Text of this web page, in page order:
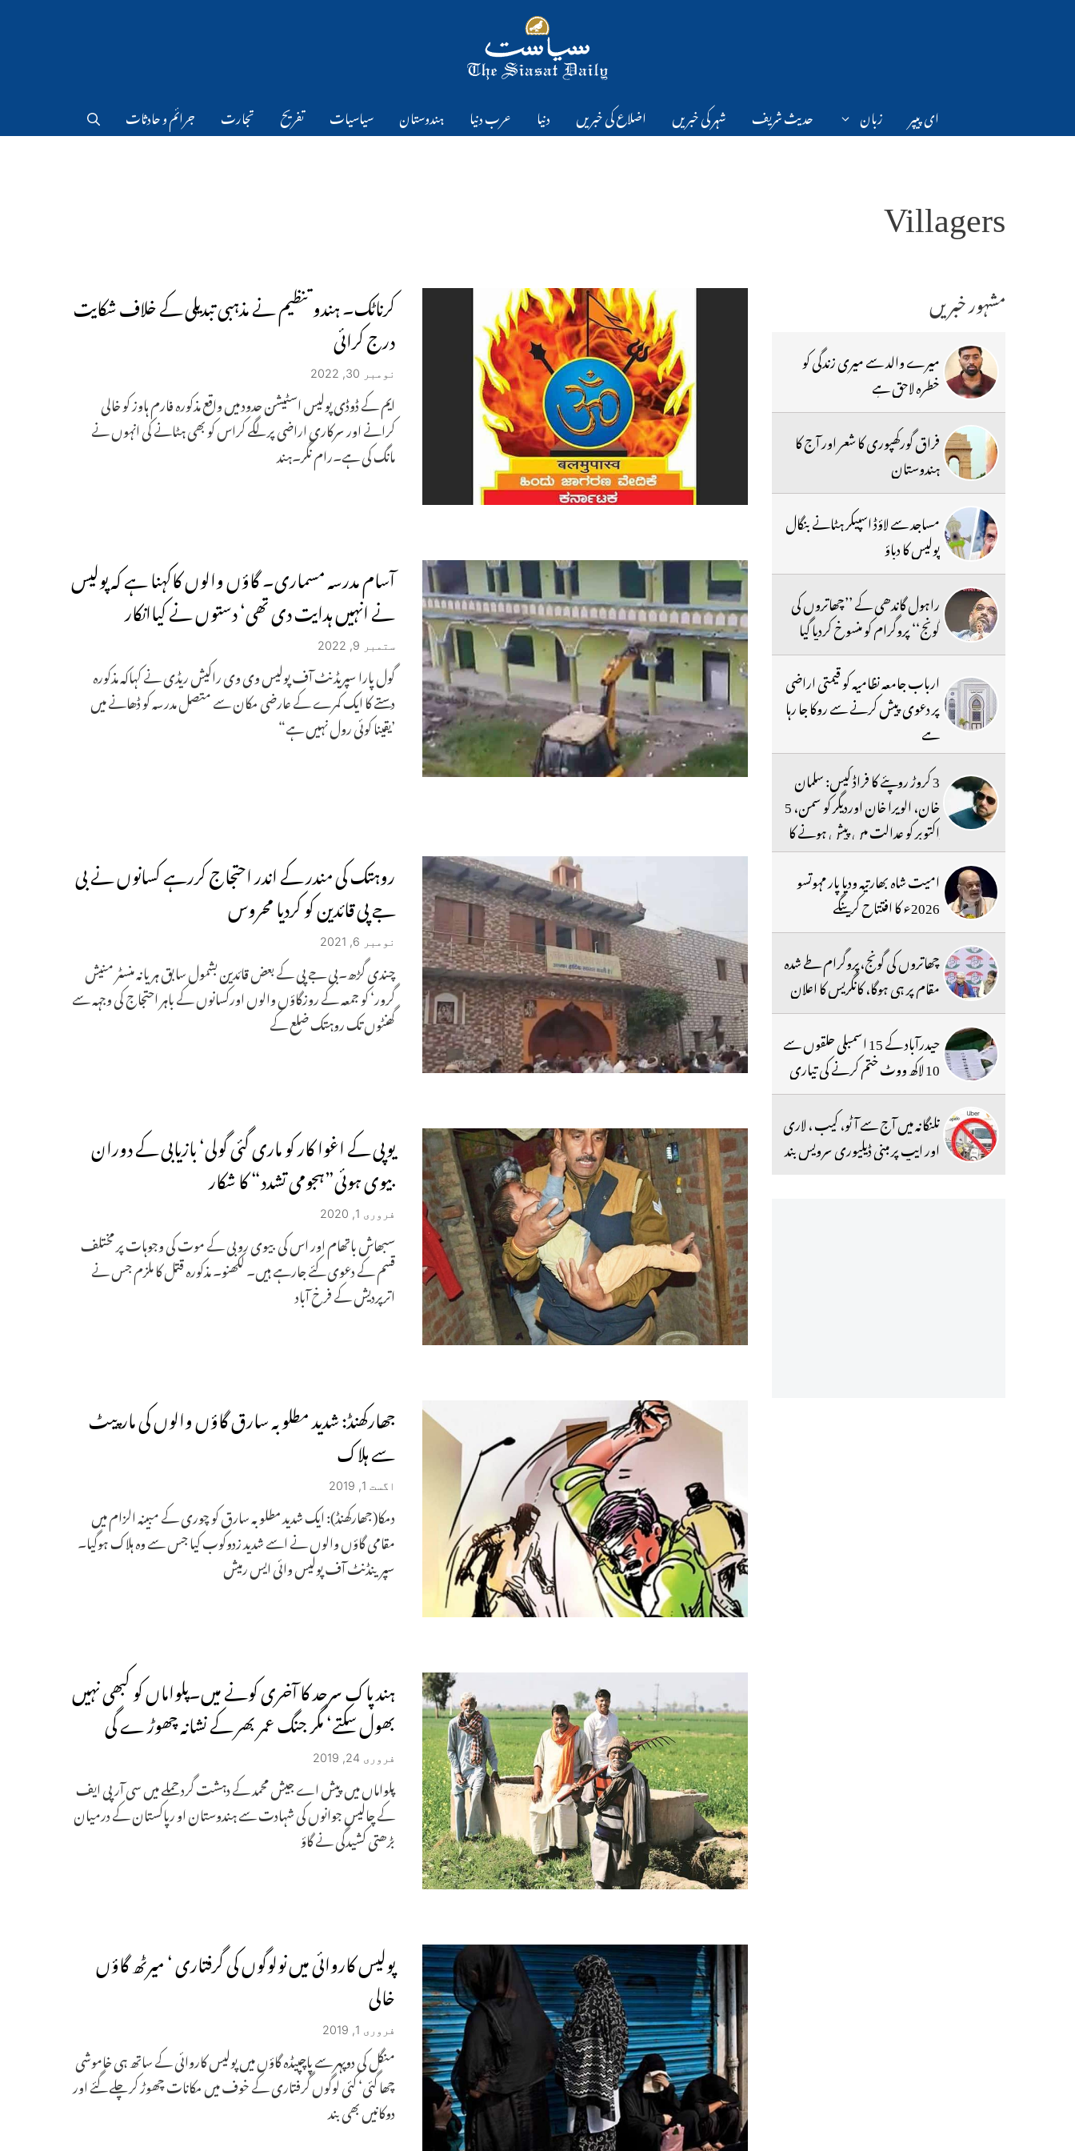
ای پیپر زبان حدیث شریف شہر کی خبریں اضلاع کی خبریں دنیا عرب دنیا ہندوستان سیاسیات تفریح تجارت جرائم و حادثات
Villagers
کرناٹک۔ ہندو تنظیم نے مذہبی تبدیلی کے خلاف شکایت
درج کرائی
نومبر 30, 2022
ایم کے ڈوڈی پولیس اسٹیشن حدود میں واقع مذکورہ فارم ہاوز کو خالی
کرانے اور سرکاری اراضی پر لگے کراس کو بھی ہٹانے کی انہوں نے
مانگ کی ہے۔رام نگر۔ہند
آسام مدرسہ مسماری۔ گاؤں والوں کاکہنا ہے کہ پولیس
نے انہیں ہدایت دی تھی‘ دستوں نے کیاانکار
ستمبر 9, 2022
گول پارا سپریڈنٹ آف پولیس وی وی راکیش ریڈی نے کہاکہ مذکورہ
دستے کا ایک کمرے کے عارضی مکان سے متصل مدرسہ کو ڈھانے میں
’یقینا کوئی رول نہیں ہے“
روہتک کی مندر کے اندر احتجاج کررہے کسانوں نے بی
جے پی قائدین کو کردیا محروس
نومبر 6, 2021
چندی گڑھ۔بی جے پی کے بعض قائدین بشمول سابق ہریانہ منسٹر منیش
گرور‘ کو جمعہ کے روزگاؤں والوں اورکسانوں کے باہر احتجاج کی وجہہ سے
گھنٹوں تک روہتک ضلع کے
یوپی کے اغوا کار کو ماری گئی گولی‘ بازیابی کے دوران
بیوی ہوئی”ہجومی تشدد“ کا شکار
فروری 1, 2020
سبھاش باتھام اور اس کی بیوی روبی کے موت کی وجوہات پر مختلف
قسم کے دعوی کئے جارہے ہیں۔ لکھنو۔ مذکورہ قتل کا ملزم جس نے
اترپردیش کے فرخ آباد
جھارکھنڈ: شدید مطلوبہ سارق گاؤں والوں کی مارپیٹ
سے ہلاک
اگست 1, 2019
دمکا(جھارکھنڈ): ایک شدید مطلوبہ سارق کو چوری کے مبینہ الزام میں
مقامی گاؤں والوں نے اسے شدید زدوکوب کیا جس سے وہ ہلاک ہوگیا۔
سپرینڈنٹ آف پولیس وائی ایس رمیش
ہند پاک سرحد کا آخری کونے میں۔پلواماں کو کبھی نہیں
بھول سکتے‘ مگر جنگ عمر بھر کے نشانہ چھوڑ ے گی
فروری 24, 2019
پلواماں میں پیش اے جیش محمد کے دہشت گرد حملے میں سی آر پی ایف
کے چالیس جوانوں کی شہادت سے ہندوستان او رپاکستان کے درمیان
بڑھتی کشیدگی نے گاؤ
پولیس کاروائی میں نولوگوں کی گرفتاری ‘ میرٹھ گاؤں
خالی
فروری 1, 2019
منگل کی دوپہر سے پاچپیڈہ گاؤں میں پولیس کاروائی کے ساتھ ہی خاموشی
چھا گئی‘ کئی لوگوں گرفتاری کے خوف میں مکانات چھوڑ کر چلے گئے اور
دوکانیں بھی بند
مشہور خبریں
میرے والد سے میری زندگی کو
خطرہ لاحق ہے
فراق گورکھپوری کا شعر اور آج کا
ہندوستان
مساجد سے لاؤڈ اسپیکر ہٹانے بنگال
پولیس کا دباؤ
راہول گاندھی کے ’’چھاتروں کی
گونج‘‘ پروگرام کو منسوخ کردیا گیا
ارباب جامعہ نظامیہ کو قیمتی اراضی
پر دعوی پیش کرنے سے روکا جا رہا
ہے
3 کروڑ روپئے کا فراڈ کیس: سلمان
خان، الویرا خان اوردیگر کو سمن، 5
اکتوبر کو عدالت میں پیش ہونے کا
حکم
امیت شاہ بھارتیہ ودیا پار مہوتسو
2026ء کا افتتاح کرینگے
چھاتروں کی گونج،پروگرام طے شدہ
مقام پر ہی ہوگا، کانگریس کا اعلان
حیدرآباد کے 15 اسمبلی حلقوں سے
10 لاکھ ووٹ ختم کرنے کی تیاری
تلنگانہ میں آج سے آٹو، کیب ، لاری
اور ایپ پر مبنی ڈیلیوری سرویس بند